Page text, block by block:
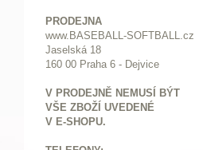
PRODEJNA
www.BASEBALL-SOFTBALL.cz
Jaselská 18
160 00 Praha 6 - Dejvice
V PRODEJNĚ NEMUSÍ BÝT
VŠE ZBOŽÍ UVEDENÉ
V E-SHOPU.